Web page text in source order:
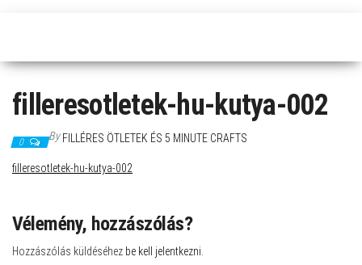
filleresotletek-hu-kutya-002
0 By FILLÉRES ÖTLETEK ÉS 5 MINUTE CRAFTS
filleresotletek-hu-kutya-002
Vélemény, hozzászólás?
Hozzászólás küldéséhez be kell jelentkezni.